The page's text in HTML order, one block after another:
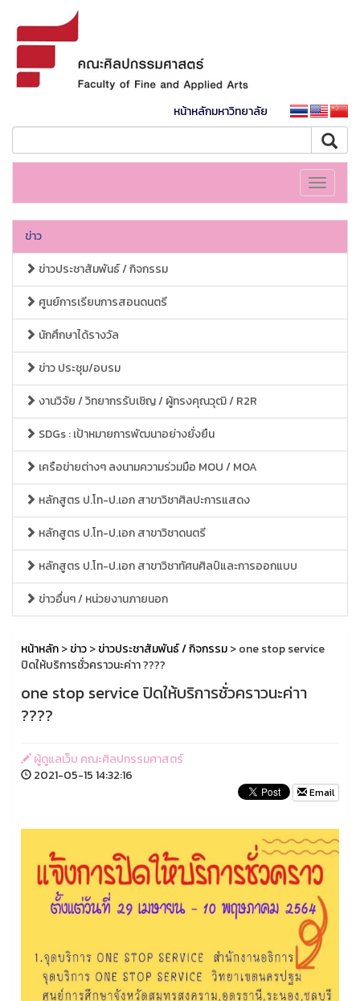
หน้าหลักมหาวิทยาลัย
Toggle
ข่าว
ข่าวประชาสัมพันธ์ / กิจกรรม
ศูนย์การเรียนการสอนดนตรี
นักศึกษาได้รางวัล
ข่าว ประชุม/อบรม
งานวิจัย / วิทยากรรับเชิญ / ผู้ทรงคุณวุฒิ / R2R
SDGs : เป้าหมายการพัฒนาอย่างยั่งยืน
เครือข่ายต่างๆ ลงนามความร่วมมือ MOU / MOA
หลักสูตร ป.โท-ป.เอก สาขาวิชาศิลปะการแสดง
หลักสูตร ป.โท-ป.เอก สาขาวิชาดนตรี
หลักสูตร ป.โท-ป.เอก สาขาวิชาทัศนศิลป์และการออกแบบ
ข่าวอื่นๆ / หน่วยงานภายนอก
หน้าหลัก>ข่าว>ข่าวประชาสัมพันธ์ / กิจกรรม> one stop service
ปิดให้บริการชั่วคราวนะค่าา ????
one stop service ปิดให้บริการชั่วคราวนะค่าา
????
ผู้ดูแลเว็บ คณะศิลปกรรมศาสตร์
2021-05-15 14:32:16
Email